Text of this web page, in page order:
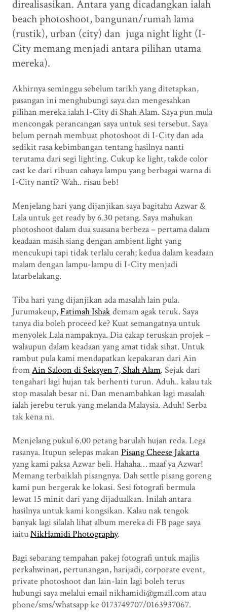
direalisasikan. Antara yang dicadangkan ialah
beach photoshoot, bangunan/rumah lama
(rustik), urban (city) dan juga night light (I-
City memang menjadi antara pilihan utama
mereka).
Akhirnya seminggu sebelum tarikh yang ditetapkan,
pasangan ini menghubungi saya dan mengesahkan
pilihan mereka ialah I-City di Shah Alam. Saya pun mula
mencongak perancangan saya untuk sesi tersebut. Saya
belum pernah membuat photoshoot di I-City dan ada
sedikit rasa kebimbangan tentang hasilnya nanti
terutama dari segi lighting. Cukup ke light, takde color
cast ke dari ribuan cahaya lampu yang berbagai warna di
I-City nanti? Wah.. risau beb!
Menjelang hari yang dijanjikan saya bagitahu Azwar &
Lala untuk get ready by 6.30 petang. Saya mahukan
photoshoot dalam dua suasana berbeza – pertama dalam
keadaan masih siang dengan ambient light yang
mencukupi tapi tidak terlalu cerah; kedua dalam keadaan
malam dengan lampu-lampu di I-City menjadi
latarbelakang.
Tiba hari yang dijanjikan ada masalah lain pula.
Jurumakeup,Fatimah Ishakdemam agak teruk. Saya
tanya dia boleh proceed ke? Kuat semangatnya untuk
menyolek Lala nampaknya. Dia cakap teruskan projek –
walaupun dalam keadaan yang amat tidak sihat. Untuk
rambut pula kami mendapatkan kepakaran dari Ain
fromAin Saloon di Seksyen 7, Shah Alam. Sejak dari
tengahari lagi hujan tak berhenti turun. Aduh.. kalau tak
stop masalah besar ni. Dan menambahkan lagi masalah
ialah jerebu teruk yang melanda Malaysia. Aduh! Serba
tak kena ni.
Menjelang pukul 6.00 petang barulah hujan reda. Lega
rasanya. Itupun selepas makan Pisang Cheese Jakarta
yang kami paksa Azwar beli. Hahaha… maaf ya Azwar!
Memang terbaiklah pisangnya. Dah settle pisang goreng
kami pun bergerak ke lokasi. Sesi fotografi bermula
lewat 15 minit dari yang dijadualkan. Inilah antara
hasilnya untuk kami kongsikan. Kalau nak tengok
banyak lagi silalah lihat album mereka di FB page saya
iaituNikHamidi Photography.
Bagi sebarang tempahan pakej fotografi untuk majlis
perkahwinan, pertunangan, harijadi, corporate event,
private photoshoot dan lain-lain lagi boleh terus
hubungi saya melalui email nikhamidi@gmail.com atau
phone/sms/whatsapp ke 0173749707/0163937067.